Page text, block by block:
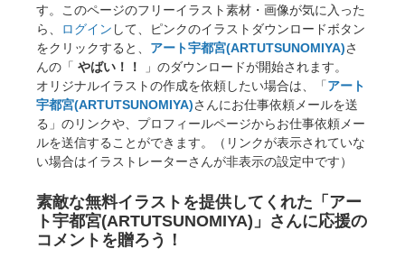
す。このページのフリーイラスト素材・画像が気に入った
ら、
ログイン して、ピンクのイラストダウンロードボタン
をクリックすると、 アート宇都宮(ARTUTSUNOMIYA)さ
んの「 やばい！！
」のダウンロードが開始されます。
オリジナルイラストの作成を依頼したい場合は、「アート
宇都宮(ARTUTSUNOMIYA)さんにお仕事依頼メールを送
る」のリンクや、プロフィールページからお仕事依頼メー
ルを送信することができます。（リンクが表示されていな
い場合はイラストレーターさんが非表示の設定中です）
素敵な無料イラストを提供してくれた「アー
ト宇都宮(ARTUTSUNOMIYA)」さんに応援の
コメントを贈ろう！